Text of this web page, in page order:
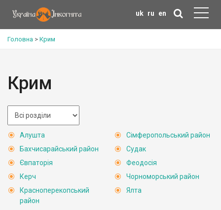
uk ru en
Головна > Крим
Крим
Алушта
Бахчисарайський район
Євпаторія
Керч
Красноперекопський
район
Сімферопольський район
Судак
Феодосія
Чорноморський район
Ялта